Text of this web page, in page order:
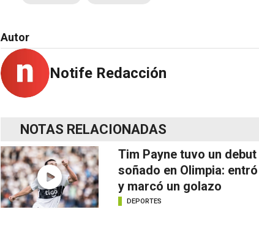
Autor
Notife Redacción
NOTAS RELACIONADAS
Tim Payne tuvo un debut
soñado en Olimpia: entró
y marcó un golazo
DEPORTES